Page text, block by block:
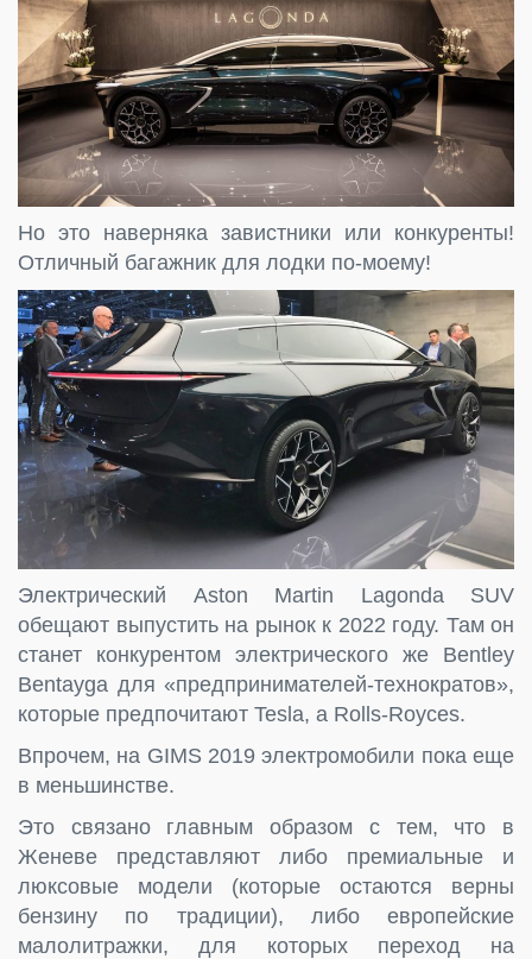
Но это наверняка завистники или конкуренты!
Отличный багажник для лодки по-моему!
Электрический Aston Martin Lagonda SUV
обещают выпустить на рынок к 2022 году. Там он
станет конкурентом электрического же Bentley
Bentayga для «предпринимателей-технократов»,
которые предпочитают Tesla, а Rolls-Royces.
Впрочем, на GIMS 2019 электромобили пока еще
в меньшинстве.
Это связано главным образом с тем, что в
Женеве представляют либо премиальные и
люксовые модели (которые остаются верны
бензину по традиции), либо европейские
малолитражки, для которых переход на